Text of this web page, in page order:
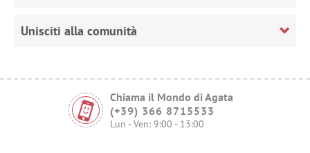
Unisciti alla comunità
Chiama il Mondo di Agata
(+39) 366 8715533
Lun - Ven: 9:00 - 13:00